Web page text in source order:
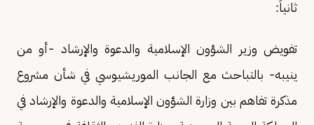
ثانياً:
تفويض وزير الشؤون الإسلامية والدعوة والإرشاد -أو من
ينيبه- بالتباحث مع الجانب الموريشيوسي في شأن مشروع
مذكرة تفاهم بين وزارة الشؤون الإسلامية والدعوة والإرشاد في